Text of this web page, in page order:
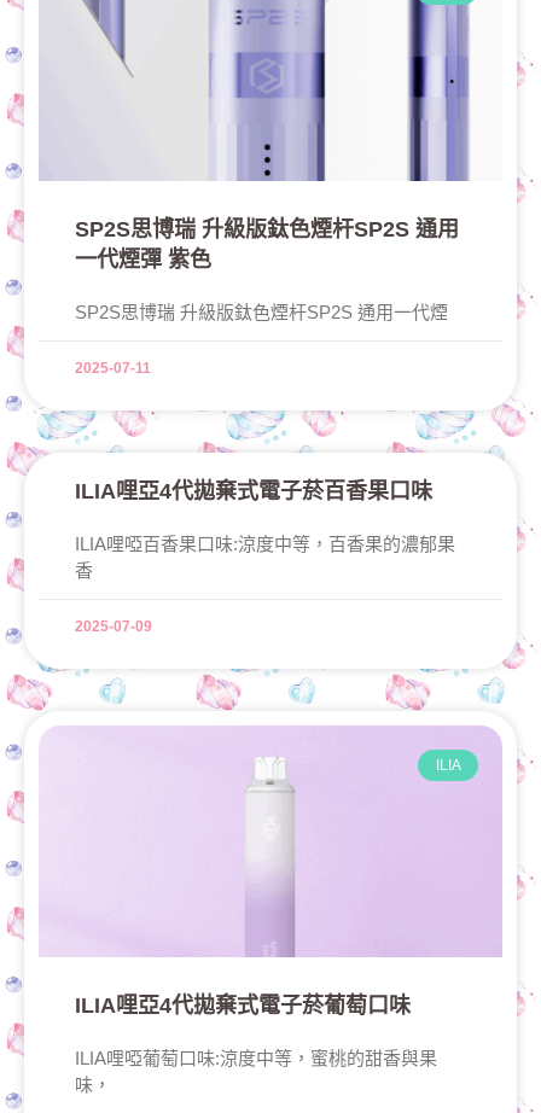
SP2S思博瑞 升級版鈦色煙杆SP2S 通用
一代煙彈 紫色
SP2S思博瑞 升級版鈦色煙杆SP2S 通用一代煙
2025-07-11
ILIA哩亞4代拋棄式電子菸百香果口味
ILIA哩啞百香果口味:涼度中等，百香果的濃郁果
香
2025-07-09
ILIA
ILIA哩亞4代拋棄式電子菸葡萄口味
ILIA哩啞葡萄口味:涼度中等，蜜桃的甜香與果
味，